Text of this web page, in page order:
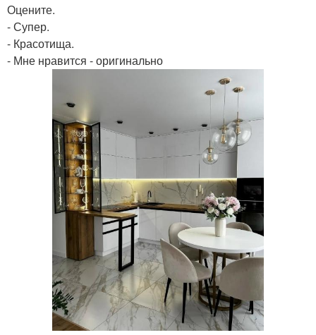
Оцените.
- Супер.
- Красотища.
- Мне нравится - оригинально